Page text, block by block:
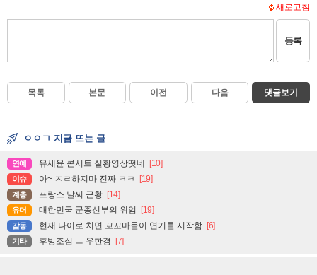
새로고침
등록
목록 본문 이전 다음 댓글보기
ㅇㅇㄱ 지금 뜨는 글
연예 유세윤 콘서트 실황영상떳네 [10]
이슈 아~ ㅈㄹ하지마 진짜 ㅋㅋ [19]
계층 프랑스 날씨 근황 [14]
유머 대한민국 군종신부의 위엄 [19]
감동 현재 나이로 치면 꼬꼬마들이 연기를 시작함 [6]
기타 후방조심 ㅡ 우한경 [7]